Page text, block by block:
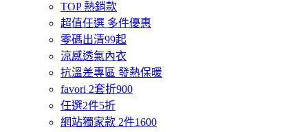
TOP 熱銷款
超值任選 多件優惠
零碼出清99起
涼感透氣內衣
抗溫差專區 發熱保暖
favori 2套折900
任選2件5折
網站獨家款 2件1600